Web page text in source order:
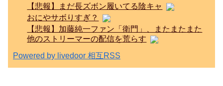
【悲報】まだ長ズボン履いてる陰キャ
おにやサボりすぎ？
【悲報】加藤純一ファン「衛門」、またまたまた
他のストリーマーの配信を荒らす
Powered by livedoor 相互RSS